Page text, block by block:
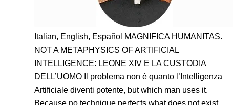
Italian, English, Español MAGNIFICA HUMANITAS.
NOT A METAPHYSICS OF ARTIFICIAL
INTELLIGENCE: LEONE XIV E LA CUSTODIA
DELL’UOMO Il problema non è quanto l’Intelligenza
Artificiale diventi potente, but which man uses it.
Because no technique perfects what does not exist…